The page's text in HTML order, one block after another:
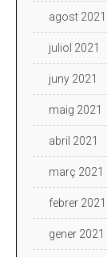
agost 2021
juliol 2021
juny 2021
maig 2021
abril 2021
març 2021
febrer 2021
gener 2021